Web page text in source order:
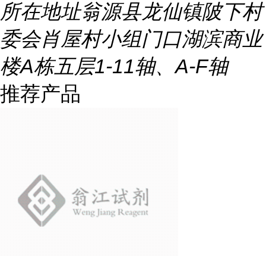
所在地址翁源县龙仙镇陂下村
委会肖屋村小组门口湖滨商业
楼A栋五层1-11轴、A-F轴
推荐产品